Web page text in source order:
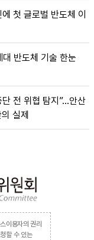
첫 글로벌 반도체 이
반도체 기술 한눈
전 위협 탐지”…안산
실제
이용자의 권리
할 수 있는